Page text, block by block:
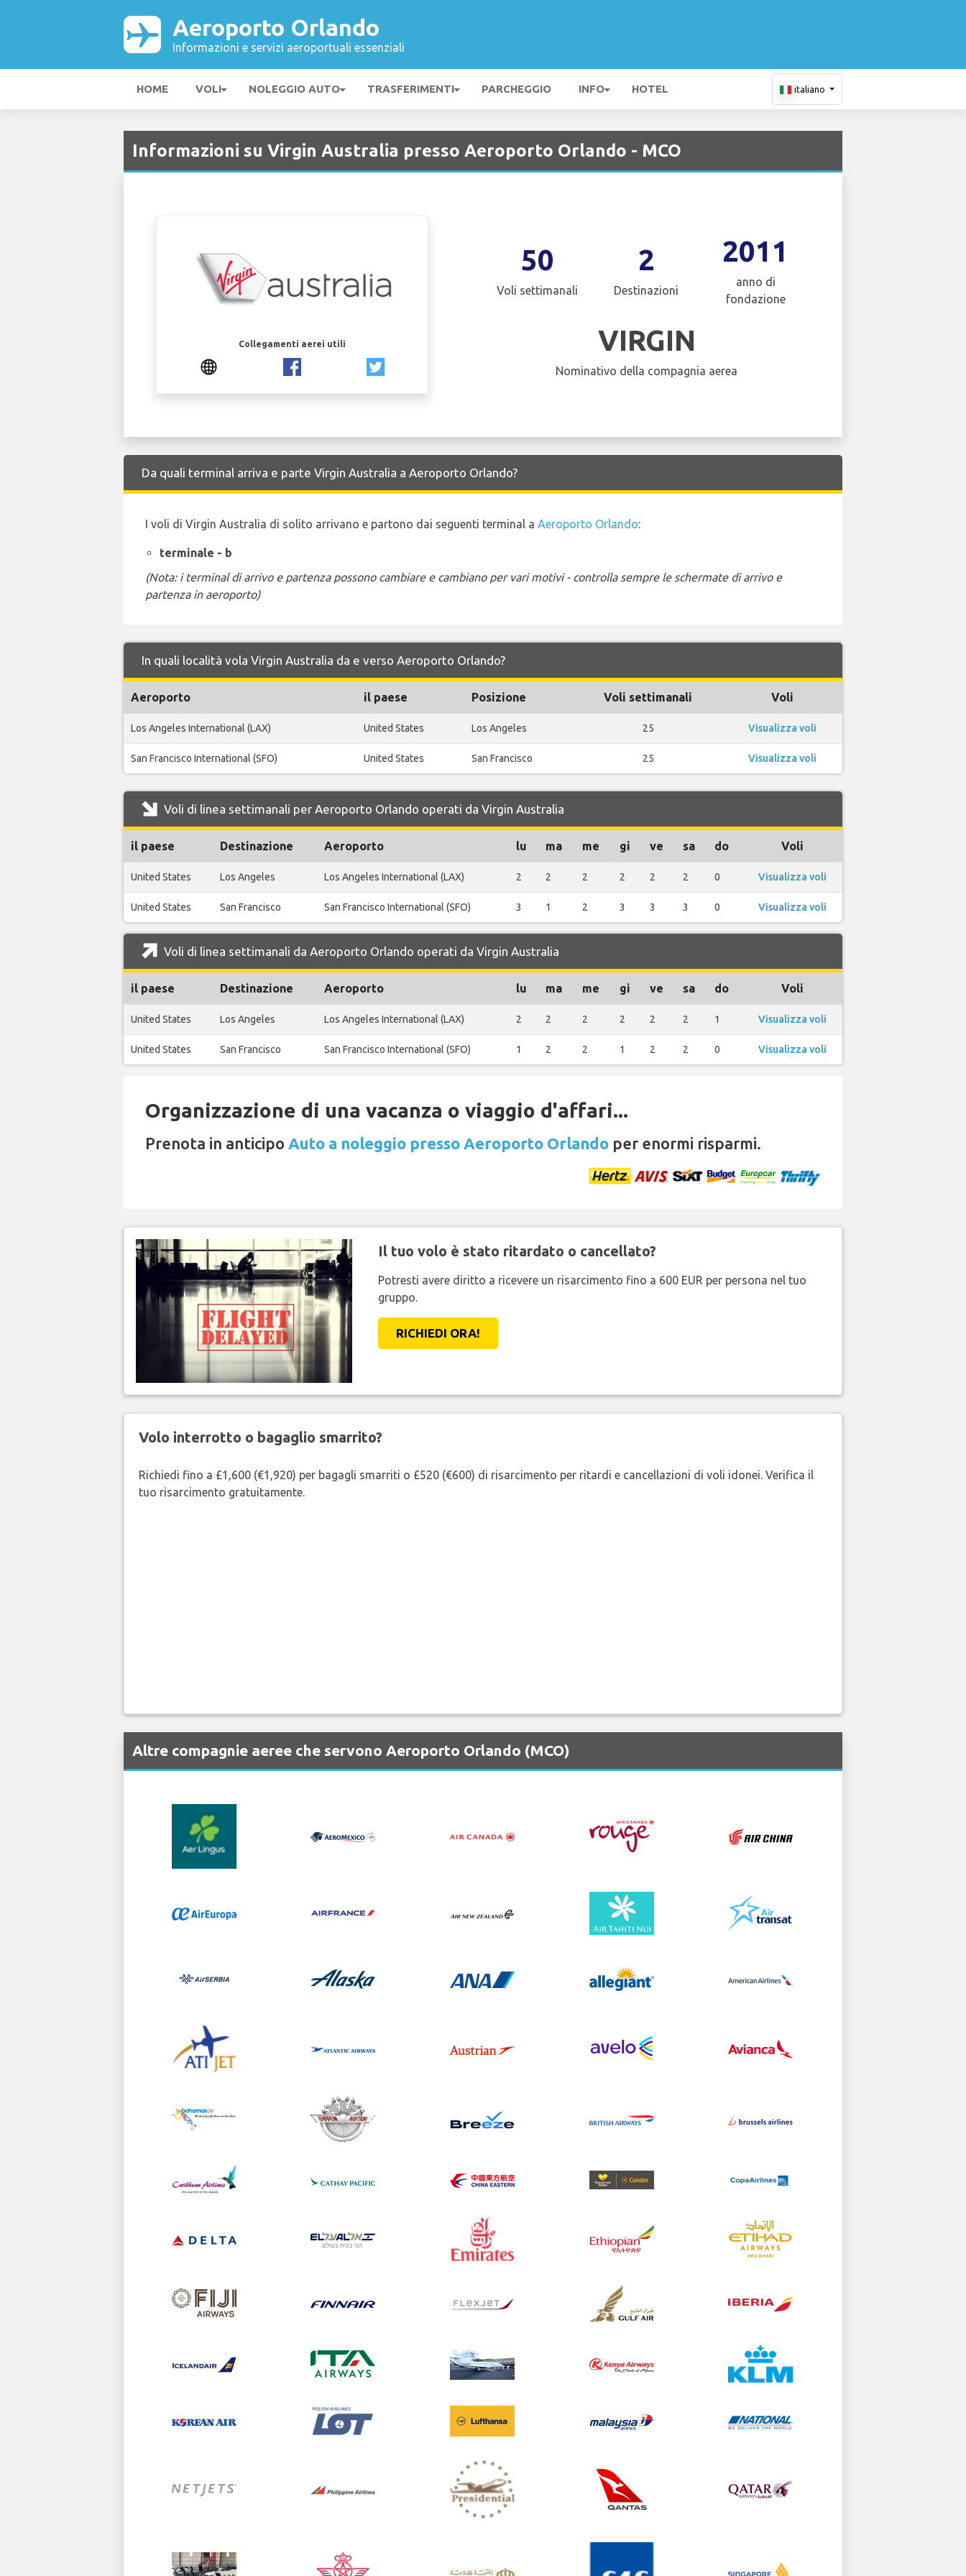
Aeroporto Orlando
Informazioni e servizi aeroportuali essenziali
HOME VOLI NOLEGGIO AUTO TRASFERIMENTI PARCHEGGIO INFO HOTEL italiano
Informazioni su Virgin Australia presso Aeroporto Orlando - MCO
Collegamenti aerei utili
50
Voli settimanali
2
Destinazioni
2011
anno di
fondazione
VIRGIN
Nominativo della compagnia aerea
Da quali terminal arriva e parte Virgin Australia a Aeroporto Orlando?
I voli di Virgin Australia di solito arrivano e partono dai seguenti terminal a Aeroporto Orlando:
terminale - b
(Nota: i terminal di arrivo e partenza possono cambiare e cambiano per vari motivi - controlla sempre le schermate di arrivo e
partenza in aeroporto)
In quali località vola Virgin Australia da e verso Aeroporto Orlando?
Aeroporto il paese Posizione Voli settimanali Voli
Los Angeles International (LAX) United States Los Angeles 25 Visualizza voli
San Francisco International (SFO) United States San Francisco 25 Visualizza voli
Voli di linea settimanali per Aeroporto Orlando operati da Virgin Australia
il paese Destinazione Aeroporto lu ma me gi ve sa do Voli
United States Los Angeles Los Angeles International (LAX) 2 2 2 2 2 2 0 Visualizza voli
United States San Francisco San Francisco International (SFO) 3 1 2 3 3 3 0 Visualizza voli
Voli di linea settimanali da Aeroporto Orlando operati da Virgin Australia
il paese Destinazione Aeroporto lu ma me gi ve sa do Voli
United States Los Angeles Los Angeles International (LAX) 2 2 2 2 2 2 1 Visualizza voli
United States San Francisco San Francisco International (SFO) 1 2 2 1 2 2 0 Visualizza voli
Organizzazione di una vacanza o viaggio d'affari...
Prenota in anticipo Auto a noleggio presso Aeroporto Orlando per enormi risparmi.
Il tuo volo è stato ritardato o cancellato?
Potresti avere diritto a ricevere un risarcimento fino a 600 EUR per persona nel tuo
gruppo.
RICHIEDI ORA!
Volo interrotto o bagaglio smarrito?
Richiedi fino a £1,600 (€1,920) per bagagli smarriti o £520 (€600) di risarcimento per ritardi e cancellazioni di voli idonei. Verifica il
tuo risarcimento gratuitamente.
Altre compagnie aeree che servono Aeroporto Orlando (MCO)